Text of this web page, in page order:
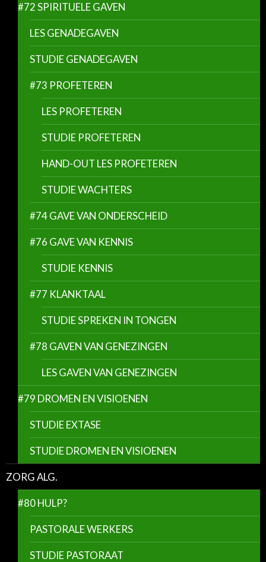
#72 SPIRITUELE GAVEN
LES GENADEGAVEN
STUDIE GENADEGAVEN
#73 PROFETEREN
LES PROFETEREN
STUDIE PROFETEREN
HAND-OUT LES PROFETEREN
STUDIE WACHTERS
#74 GAVE VAN ONDERSCHEID
#76 GAVE VAN KENNIS
STUDIE KENNIS
#77 KLANKTAAL
STUDIE SPREKEN IN TONGEN
#78 GAVEN VAN GENEZINGEN
LES GAVEN VAN GENEZINGEN
#79 DROMEN EN VISIOENEN
STUDIE EXTASE
STUDIE DROMEN EN VISIOENEN
ZORG ALG.
#80 HULP?
PASTORALE WERKERS
STUDIE PASTORAAT